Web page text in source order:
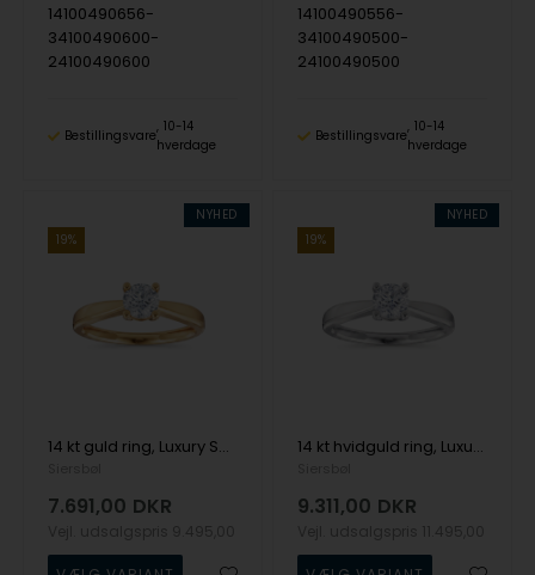
14100490656-
34100490600-
24100490600
Bestillingsvare
10-14
hverdage
14100490556-
34100490500-
24100490500
Bestillingsvare
10-14
hverdage
NYHED
19%
14 kt guld ring, Luxury Solitaire serien fra Siersbøl med ialt 0,50 ct Labgrown diamant
7.691,00 DKR
NYHED
19%
14 kt hvidguld ring, Luxury Solitaire serien fra Siersbøl med ialt 0,70 ct Labgrown diamant
9.311,00 DKR